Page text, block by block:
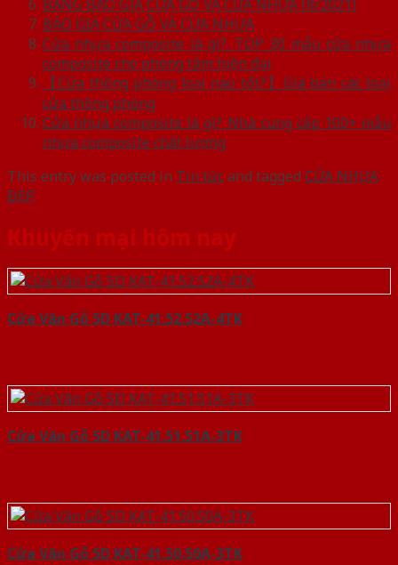
BẢNG BÁO GIÁ CỬA GỖ VÀ CỬA NHỰA [8/2021]
BÁO GIÁ CỬA GỖ VÀ CỬA NHỰA
Cửa nhựa composite là gì?. TOP 30 mẫu cửa nhựa
composite cho phòng tắm hiện đại
【Cửa thông phòng loại nào tốt?】Giá bán các loại
cửa thông phòng
Cửa nhựa composite là gì? Nhà cung cấp 100+ mẫu
nhựa composite chất lượng
This entry was posted in Tin tứcand tagged CỬA NHỰA
ĐẸP.
Khuyến mại hôm nay
Cửa Vân Gỗ 5D KAT-41.52.52A-4TK
Cửa Vân Gỗ 5D KAT-41.51.51A-3TK
Cửa Vân Gỗ 5D KAT-41.50.50A-3TK